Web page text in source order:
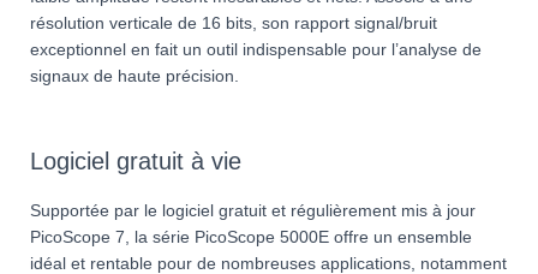
résolution verticale de 16 bits, son rapport signal/bruit
exceptionnel en fait un outil indispensable pour l’analyse de
signaux de haute précision.
Logiciel gratuit à vie
Supportée par le logiciel gratuit et régulièrement mis à jour
PicoScope 7, la série PicoScope 5000E offre un ensemble
idéal et rentable pour de nombreuses applications, notamment